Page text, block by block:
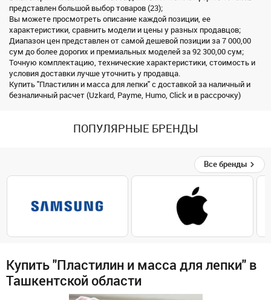
представлен большой выбор товаров (23);
Вы можете просмотреть описание каждой позиции, ее
характеристики, сравнить модели и цены у разных продавцов;
Диапазон цен представлен от самой дешевой позиции за 7 000,00
сум до более дорогих и премиальных моделей за 92 300,00 сум;
Точную комплектацию, технические характеристики, стоимость и
условия доставки лучше уточнить у продавца.
Купить "Пластилин и масса для лепки" с доставкой за наличный и
безналичный расчет (Uzkard, Payme, Humo, Click и в рассрочку)
ПОПУЛЯРНЫЕ БРЕНДЫ
Все бренды
Купить "Пластилин и масса для лепки" в
Ташкентской области